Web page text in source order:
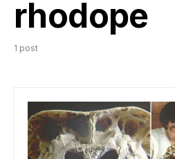
rhodope
1 post